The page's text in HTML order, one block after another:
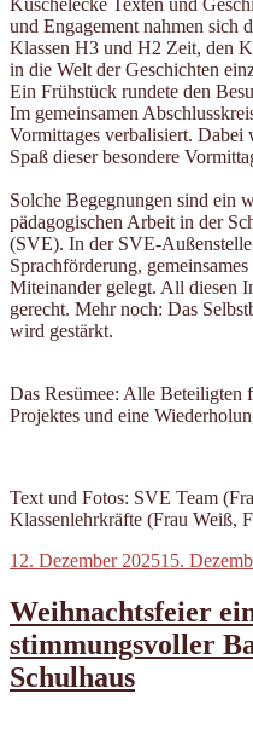
Kuschelecke Texten und
und Engagement nahmen sich
Klassen H3 und H2 Zeit, den
in die Welt der Geschichten
Ein Frühstück rundete den
Im gemeinsamen
Vormittages verbalisiert.
Spaß dieser besondere
Solche Begegnungen sind ein
pädagogischen Arbeit in der
(SVE). In der SVE-
Sprachförderung,
Miteinander gelegt. All diesen
gerecht. Mehr noch: Das
wird gestärkt.
Das Resümee: Alle Beteiligten
Projektes und eine
Text und Fotos: SVE Team
Klassenlehrkräfte (Frau Weiß,
Veröffentlicht
12. Dezember 202515.
Weihnachtsfeier
stimmungsvoller
Schulhaus